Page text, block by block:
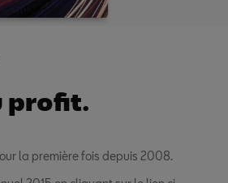
profit.
la première fois depuis 2008.